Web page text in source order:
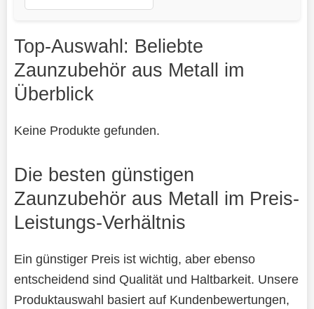
Top-Auswahl: Beliebte
Zaunzubehör aus Metall im
Überblick
Keine Produkte gefunden.
Die besten günstigen
Zaunzubehör aus Metall im Preis-
Leistungs-Verhältnis
Ein günstiger Preis ist wichtig, aber ebenso
entscheidend sind Qualität und Haltbarkeit. Unsere
Produktauswahl basiert auf Kundenbewertungen,